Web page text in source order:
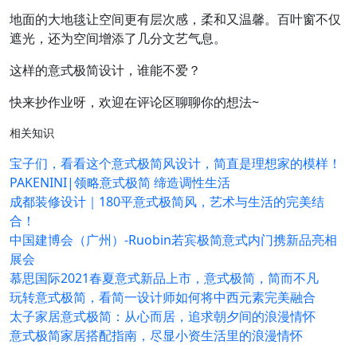
地面的大地毯让空间更有层次感，柔和又温馨。百叶窗不仅
遮光，还为空间增添了几分文艺气息。
这样的意式极简设计，谁能不爱？
快来抄作业呀，欢迎在评论区聊聊你的想法~
相关知识
宝子们，看看这个意式极简风设计，简直是理想家的模样！
PAKENINI|领略意式极简 缔造调性生活
成都装修设计｜180平意式极简风，艺术与生活的完美结
合！
中国建博会（广州）-Ruobin若宾极简意式内门携新品亮相
展会
慕思国际2021春夏意式新品上市，意式极简，简而不凡
玩转意式极简，看简一设计师如何将中西元素完美融合
太子家居意式极简：从心而居，追求朝夕间的浪漫情怀
意式极简家居搭配指南，尽显小资生活里的浪漫情怀